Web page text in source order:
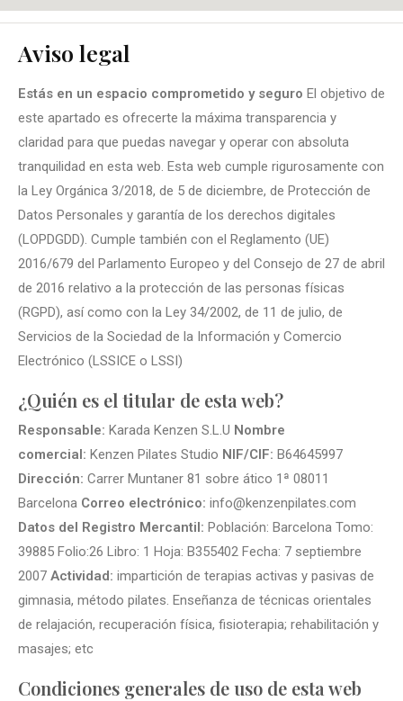
Aviso legal
Estás en un espacio comprometido y seguro El objetivo de
este apartado es ofrecerte la máxima transparencia y
claridad para que puedas navegar y operar con absoluta
tranquilidad en esta web. Esta web cumple rigurosamente con
la Ley Orgánica 3/2018, de 5 de diciembre, de Protección de
Datos Personales y garantía de los derechos digitales
(LOPDGDD). Cumple también con el Reglamento (UE)
2016/679 del Parlamento Europeo y del Consejo de 27 de abril
de 2016 relativo a la protección de las personas físicas
(RGPD), así como con la Ley 34/2002, de 11 de julio, de
Servicios de la Sociedad de la Información y Comercio
Electrónico (LSSICE o LSSI)
¿Quién es el titular de esta web?
Responsable: Karada Kenzen S.L.U Nombre
comercial: Kenzen Pilates Studio NIF/CIF: B64645997
Dirección: Carrer Muntaner 81 sobre ático 1ª 08011
Barcelona Correo electrónico: info@kenzenpilates.com
Datos del Registro Mercantil: Población: Barcelona Tomo:
39885 Folio:26 Libro: 1 Hoja: B355402 Fecha: 7 septiembre
2007 Actividad: impartición de terapias activas y pasivas de
gimnasia, método pilates. Enseñanza de técnicas orientales
de relajación, recuperación física, fisioterapia; rehabilitación y
masajes; etc
Condiciones generales de uso de esta web